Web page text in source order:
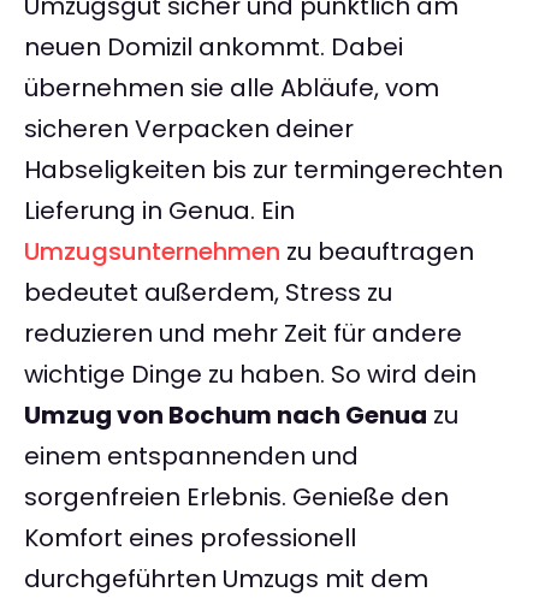
neuen Domizil ankommt. Dabei
übernehmen sie alle Abläufe, vom
sicheren Verpacken deiner
Habseligkeiten bis zur termingerechten
Lieferung in Genua. Ein
Umzugsunternehmen zu beauftragen
bedeutet außerdem, Stress zu
reduzieren und mehr Zeit für andere
wichtige Dinge zu haben. So wird dein
Umzug von Bochum nach Genua zu
einem entspannenden und
sorgenfreien Erlebnis. Genieße den
Komfort eines professionell
durchgeführten Umzugs mit dem